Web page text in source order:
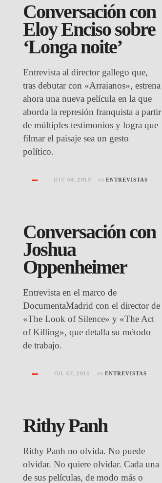
Conversación con
Eloy Enciso sobre
‘Longa noite’
Entrevista al director gallego que,
tras debutar con «Arraianos», estrena
ahora una nueva película en la que
aborda la represión franquista a partir
de múltiples testimonios y logra que
filmar el paisaje sea un gesto
político.
DIC 04, 2019 en ENTREVISTAS
Conversación con
Joshua
Oppenheimer
Entrevista en el marco de
DocumentaMadrid con el director de
«The Look of Silence» y «The Act
of Killing», que detalla su método
de trabajo.
JUL 07, 2015 en ENTREVISTAS
Rithy Panh
Rithy Panh no olvida. No puede
olvidar. No quiere olvidar. Cada una
de sus películas, de modo más o